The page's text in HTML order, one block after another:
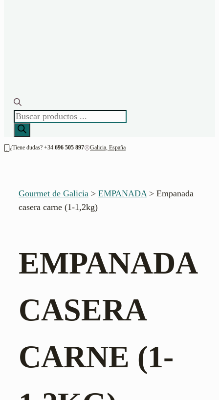
BÚSQUEDA
DE
PRODUCTOS
¿Tiene dudas? +34 696 505 897 Galicia, España
Gourmet de Galicia > EMPANADA> Empanada
casera carne (1-1,2kg)
EMPANADA
CASERA
CARNE (1-